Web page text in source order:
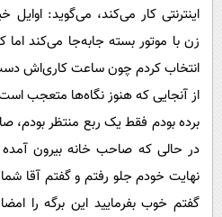
اینترنتی کار می‌کند، می‌گوید:
زن با موتور بسته جابه‌جا می‌کند
انتخاب کردم چون ساعت کاری‌اش
از آنجایی که هنوز نگاه‌ها متعجب
برده بودم فقط یک ربع منتظر بودم،
در حالی که صاحب خانه بیرون
نهایت خودم جلو رفتم و گفتم آقا
گفتم خوب بفرمایید این برگه را